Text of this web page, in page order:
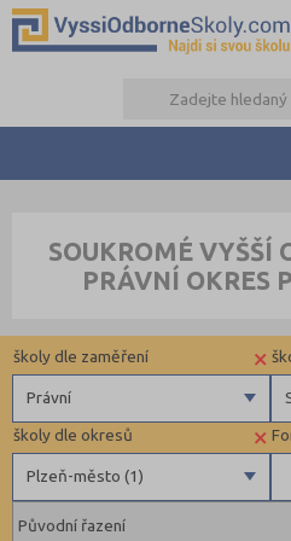
SOUKROMÉ VYŠŠÍ
PRÁVNÍ OKRES
×
Plzeň-město (1)
školy dle okresů
Brno-město (1)
×
Právní
školy dle zaměření
Zdravotnické
Ekonomické
Pedagogické